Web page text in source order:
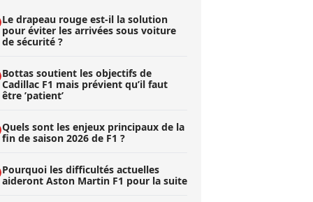
Le drapeau rouge est-il la solution
pour éviter les arrivées sous voiture
de sécurité ?
Bottas soutient les objectifs de
Cadillac F1 mais prévient qu’il faut
être ’patient’
Quels sont les enjeux principaux de la
fin de saison 2026 de F1 ?
Pourquoi les difficultés actuelles
aideront Aston Martin F1 pour la suite